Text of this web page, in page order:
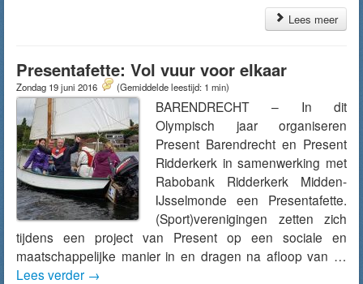
Lees meer
Presentafette: Vol vuur voor elkaar
Zondag 19 juni 2016 (Gemiddelde leestijd: 1 min)
BARENDRECHT – In dit
Olympisch jaar organiseren
Present Barendrecht en Present
Ridderkerk in samenwerking met
Rabobank Ridderkerk Midden-
IJsselmonde een Presentafette.
(Sport)verenigingen zetten zich
tijdens een project van Present op een sociale en
maatschappelijke manier in en dragen na afloop van …
Lees verder →